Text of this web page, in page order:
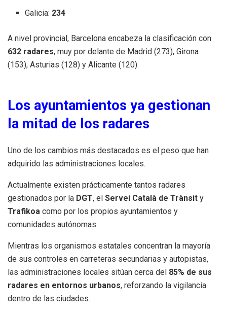
Galicia: 234
A nivel provincial, Barcelona encabeza la clasificación con
632 radares, muy por delante de Madrid (273), Girona
(153), Asturias (128) y Alicante (120).
Los ayuntamientos ya gestionan
la mitad de los radares
Uno de los cambios más destacados es el peso que han
adquirido las administraciones locales.
Actualmente existen prácticamente tantos radares
gestionados por la DGT, el Servei Català de Trànsit y
Trafikoa como por los propios ayuntamientos y
comunidades autónomas.
Mientras los organismos estatales concentran la mayoría
de sus controles en carreteras secundarias y autopistas,
las administraciones locales sitúan cerca del 85% de sus
radares en entornos urbanos, reforzando la vigilancia
dentro de las ciudades.